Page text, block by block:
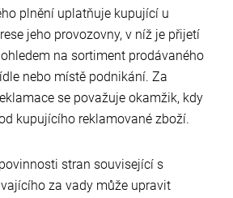
plnění uplatňuje kupující u
jeho provozovny, v níž je přijetí
na sortiment prodávaného
nebo místě podnikání. Za
se považuje okamžik, kdy
kupujícího reklamované zboží.
stran související s
za vady může upravit